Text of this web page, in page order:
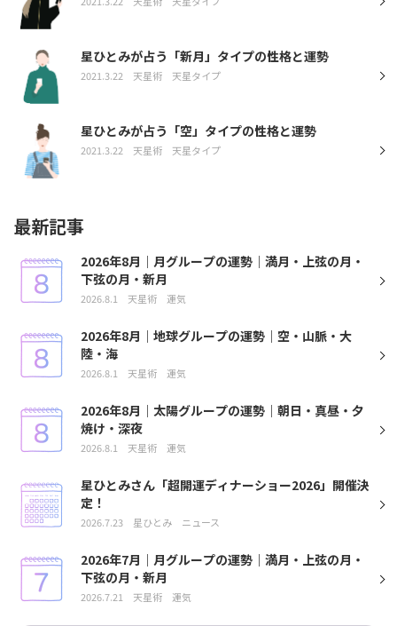
星ひとみが占う「新月」タイプの性格と運勢
2021.3.22 天星術 天星タイプ
星ひとみが占う「空」タイプの性格と運勢
2021.3.22 天星術 天星タイプ
最新記事
2026年8月｜月グループの運勢｜満月・上弦の月・
下弦の月・新月
2026.8.1 天星術 運気
2026年8月｜地球グループの運勢｜空・山脈・大
陸・海
2026.8.1 天星術 運気
2026年8月｜太陽グループの運勢｜朝日・真昼・夕
焼け・深夜
2026.8.1 天星術 運気
星ひとみさん「超開運ディナーショー2026」開催決
定！
2026.7.23 星ひとみ ニュース
2026年7月｜月グループの運勢｜満月・上弦の月・
下弦の月・新月
2026.7.21 天星術 運気